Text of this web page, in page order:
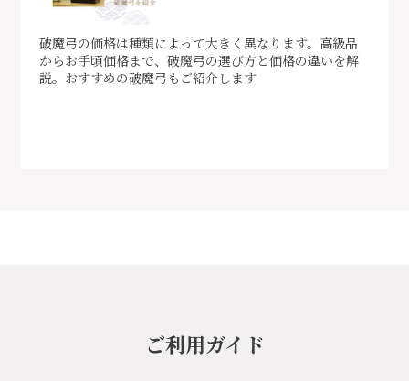
破魔弓の価格は種類によって大きく異なります。高級品
からお手頃価格まで、破魔弓の選び方と価格の違いを解
説。おすすめの破魔弓もご紹介します
ご利用ガイド